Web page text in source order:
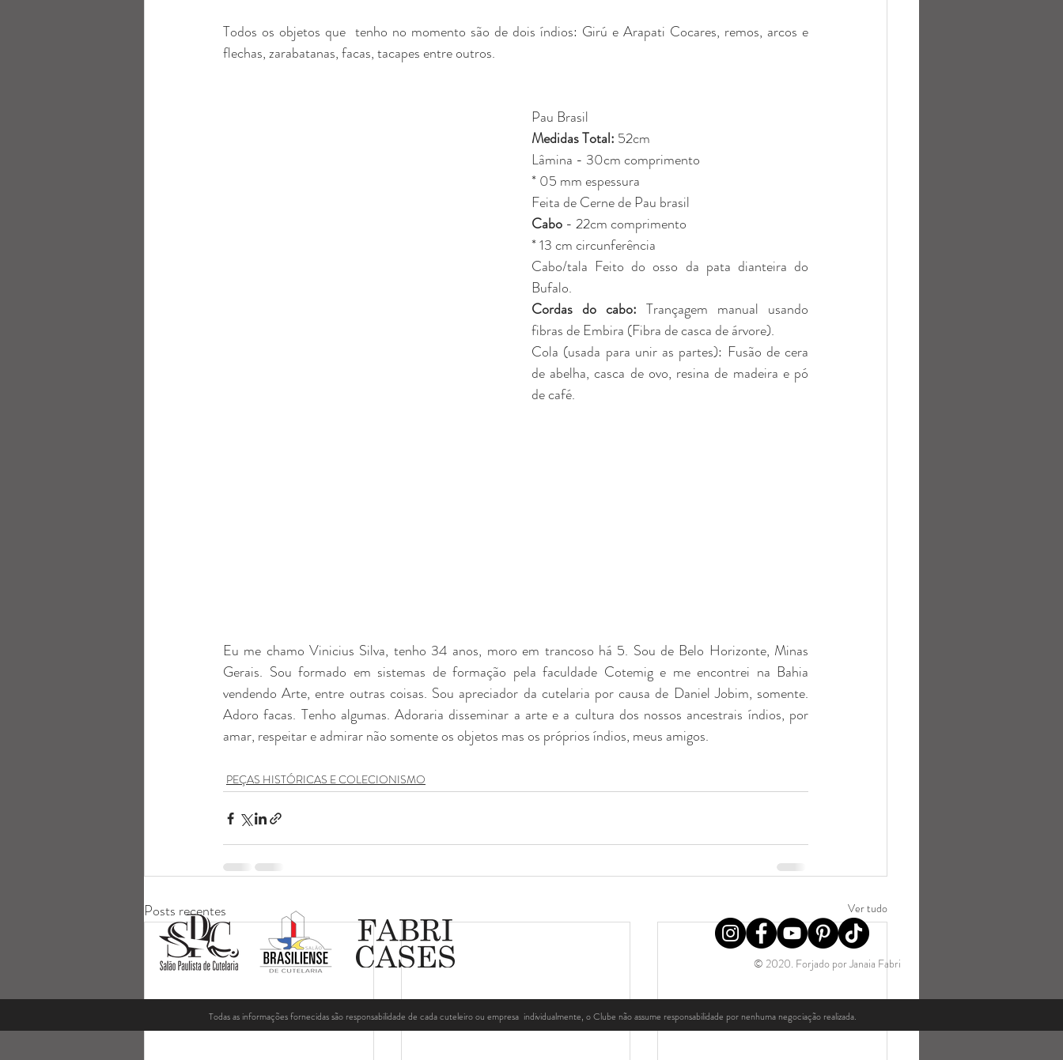
Todos os objetos que  tenho no momento são de dois índios: Girú e Arapati Cocares, remos, arcos e
flechas, zarabatanas, facas, tacapes entre outros.
Pau Brasil
Medidas Total: 52cm
Lâmina - 30cm comprimento
* 05 mm espessura
Feita de Cerne de Pau brasil
Cabo - 22cm comprimento
* 13 cm circunferência
Cabo/tala Feito do osso da pata dianteira do
Bufalo.
Cordas do cabo: Trançagem manual usando
fibras de Embira (Fibra de casca de árvore).
Cola (usada para unir as partes): Fusão de cera
de abelha, casca de ovo, resina de madeira e pó
de café.
Eu me chamo Vinicius Silva, tenho 34 anos, moro em trancoso há 5. Sou de Belo Horizonte, Minas
Gerais. Sou formado em sistemas de formação pela faculdade Cotemig e me encontrei na Bahia
vendendo Arte, entre outras coisas. Sou apreciador da cutelaria por causa de Daniel Jobim, somente.
Adoro facas. Tenho algumas. Adoraria disseminar a arte e a cultura dos nossos ancestrais índios, por
amar, respeitar e admirar não somente os objetos mas os próprios índios, meus amigos.
PEÇAS HISTÓRICAS E COLECIONISMO
Posts recentes Ver tudo
© 2020. Forjado por Janaia Fabri
Todas as informações fornecidas são responsabilidade de cada cuteleiro ou empresa individualmente, o Clube não assume responsabilidade por nenhuma negociação realizada.